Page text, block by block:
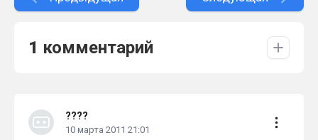
1 комментарий
????
10 марта 2011 21:01